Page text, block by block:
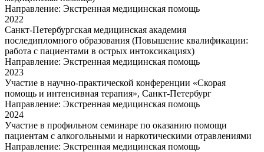
Направление: Экстренная медицинская помощь
2022
Санкт-Петербургская медицинская академия
последипломного образования (Повышение квалификации:
работа с пациентами в острых интоксикациях)
Направление: Экстренная медицинская помощь
2023
Участие в научно-практической конференции «Скорая
помощь и интенсивная терапия», Санкт-Петербург
Направление: Экстренная медицинская помощь
2024
Участие в профильном семинаре по оказанию помощи
пациентам с алкогольными и наркотическими отравлениями
Направление: Экстренная медицинская помощь